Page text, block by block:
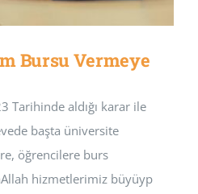
Bursu Vermeye
Tarihinde aldığı karar ile
başta üniversite
öğrencilere burs
hizmetlerimiz büyüyp